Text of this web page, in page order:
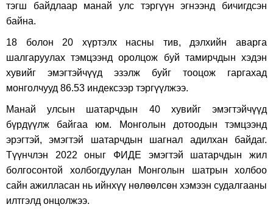
тэгш байдлаар манай улс тэргүүн эгнээнд бичигдсэн
байна.
18 болон 20 хүртэлх насны тив, дэлхийн аварга
шалгаруулах тэмцээнд оролцож буй тамирчдын хэдэн
хувийг эмэгтэйчүүд эзэлж буйг тооцож гаргахад
монголчууд 86.53 индексээр тэргүүлжээ.
Манай улсын шатарчдын 40 хувийг эмэгтэйчүүд
бүрдүүлж байгаа юм. Монголын дотоодын тэмцээнд
эрэгтэй, эмэгтэй шатарчдын шагнал адилхан байдаг.
Түүнчлэн 2022 оныг ФИДЕ эмэгтэй шатарчдын жил
болгосонтой холбогдуулан Монголын шатрын холбоо
сайн ажилласан нь ийнхүү нөлөөлсөн хэмээн судалгааны
илтгэлд онцолжээ.